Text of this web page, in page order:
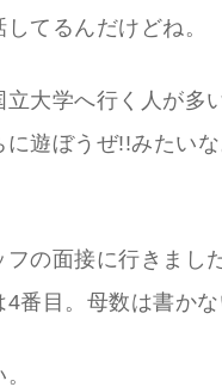
てるんだけどね。
大学へ行く人が多
に遊ぼうぜ!!みたい
フの面接に行きま
4番目。母数は書か